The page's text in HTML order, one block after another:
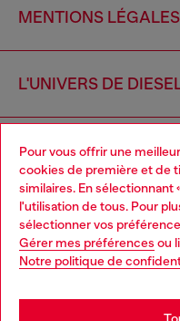
Pour vous offrir une
cookies de première et de
similaires. En sélectionnant
l'utilisation de tous. Pour
sélectionner vos
Gérer mes préférences ou
Notre politique de
MENTIONS LÉGALES
L'UNIVERS DE
CORPORATE
Country: FR
Choose your location
You are currently browsing
may be based in United